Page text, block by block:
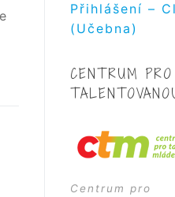
Přihlášení –
(Učebna)
CENTRUM PRO
Centrum pro